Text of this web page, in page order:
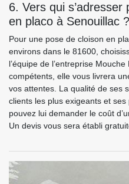
6. Vers qui
en placo à Senouillac ?
Pour une pose de cloison en
environs dans le 81600,
l’équipe de l’entreprise
compétents, elle vous livrera
vos attentes. La qualité de ses
clients les plus exigeants et
pouvez lui demander le coût
Un devis vous sera établi